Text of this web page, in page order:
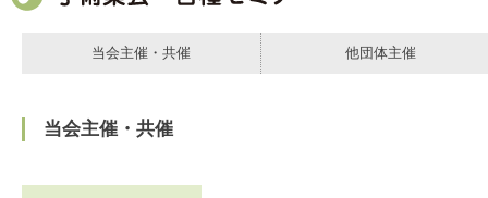
当会主催・共催 他団体主催
当会主催・共催